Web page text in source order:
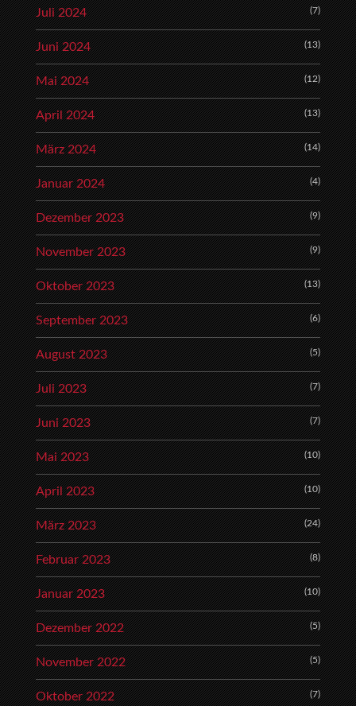
Juli 2024 (7)
Juni 2024 (13)
Mai 2024 (12)
April 2024 (13)
März 2024 (14)
Januar 2024 (4)
Dezember 2023 (9)
November 2023 (9)
Oktober 2023 (13)
September 2023 (6)
August 2023 (5)
Juli 2023 (7)
Juni 2023 (7)
Mai 2023 (10)
April 2023 (10)
März 2023 (24)
Februar 2023 (8)
Januar 2023 (10)
Dezember 2022 (5)
November 2022 (5)
Oktober 2022 (7)